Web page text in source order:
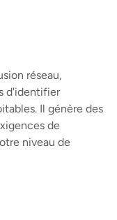
réseau,
d'identifier
Il génère des
de
niveau de